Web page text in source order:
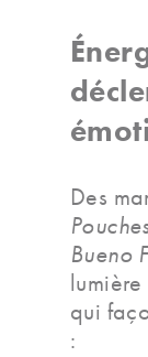
Des
Bueno
qui
: